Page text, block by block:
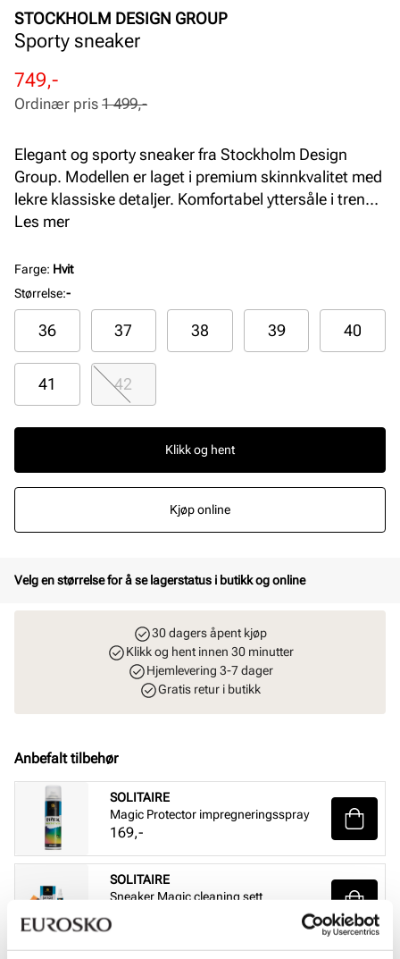
STOCKHOLM DESIGN GROUP
Sporty sneaker
Rabattert
pris
749,-
Ordinær
pris
Ordinær pris 1 499,-
Elegant og sporty sneaker fra Stockholm Design
Group. Modellen er laget i premium skinnkvalitet med
lekre klassiske detaljer. Komfortabel yttersåle i trendy
gum materiale og myk innersåle i skinn.
Les mer
Farge: Hvit
Størrelse:-
36 37 38 39 40
41 42
Klikk og hent
Kjøp online
Velg en størrelse for å se lagerstatus i butikk og online
30 dagers åpent kjøp
Klikk og hent innen 30 minutter
Hjemlevering 3-7 dager
Gratis retur i butikk
Anbefalt tilbehør
SOLITAIRE
Magic Protector impregneringsspray
Pris
169,-
SOLITAIRE
Sneaker Magic cleaning sett